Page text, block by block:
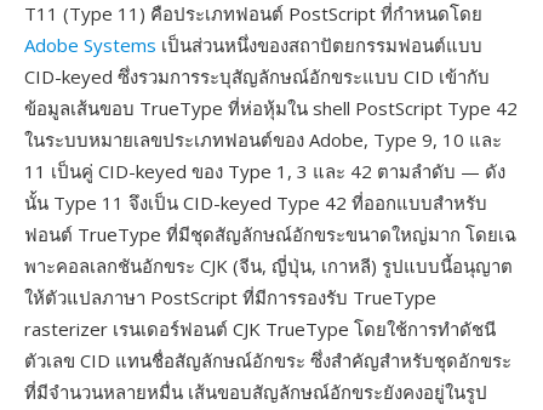
T11 (Type 11) คือประเภทฟอนต์ PostScript ที่กำหนดโดย
Adobe Systems เป็นส่วนหนึ่งของสถาปัตยกรรมฟอนต์แบบ
CID-keyed ซึ่งรวมการระบุสัญลักษณ์อักขระแบบ CID เข้ากับ
ข้อมูลเส้นขอบ TrueType ที่ห่อหุ้มใน shell PostScript Type 42
ในระบบหมายเลขประเภทฟอนต์ของ Adobe, Type 9, 10 และ
11 เป็นคู่ CID-keyed ของ Type 1, 3 และ 42 ตามลำดับ — ดัง
นั้น Type 11 จึงเป็น CID-keyed Type 42 ที่ออกแบบสำหรับ
ฟอนต์ TrueType ที่มีชุดสัญลักษณ์อักขระขนาดใหญ่มาก โดยเฉ
พาะคอลเลกชันอักขระ CJK (จีน, ญี่ปุ่น, เกาหลี) รูปแบบนี้อนุญาต
ให้ตัวแปลภาษา PostScript ที่มีการรองรับ TrueType
rasterizer เรนเดอร์ฟอนต์ CJK TrueType โดยใช้การทำดัชนี
ตัวเลข CID แทนชื่อสัญลักษณ์อักขระ ซึ่งสำคัญสำหรับชุดอักขระ
ที่มีจำนวนหลายหมื่น เส้นขอบสัญลักษณ์อักขระยังคงอยู่ในรูป